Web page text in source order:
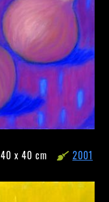
2001
40 x 40 cm